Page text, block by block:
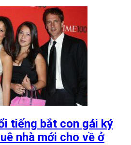
tiếng bắt con gái ký
nhà mới cho về ở